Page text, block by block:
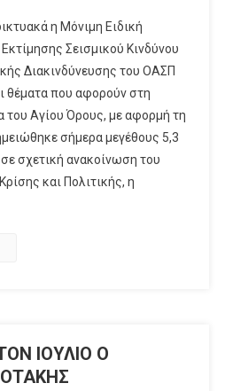
η Μόνιμη Ειδική
Σεισμικού Κινδύνου
Διακινδύνευσης του ΟΑΣΠ
θέματα που αφορούν στη
του Αγίου Όρους, με αφορμή τη
σήμερα μεγέθους 5,3
σχετική ανακοίνωση του
και Πολιτικής, η
ΙΟΥΛΙΟ Ο